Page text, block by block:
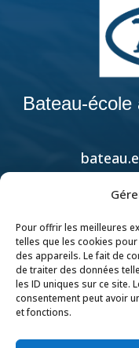
Pour offrir les meilleures
telles que les cookies
des appareils. Le fait de
de traiter des données
les ID uniques sur ce site.
consentement peut avoir
et fonctions.
Bateau-
Visitez